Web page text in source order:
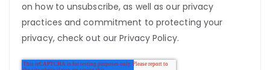
on how to unsubscribe, as well as our privacy
practices and commitment to protecting your
privacy, check out our Privacy Policy.